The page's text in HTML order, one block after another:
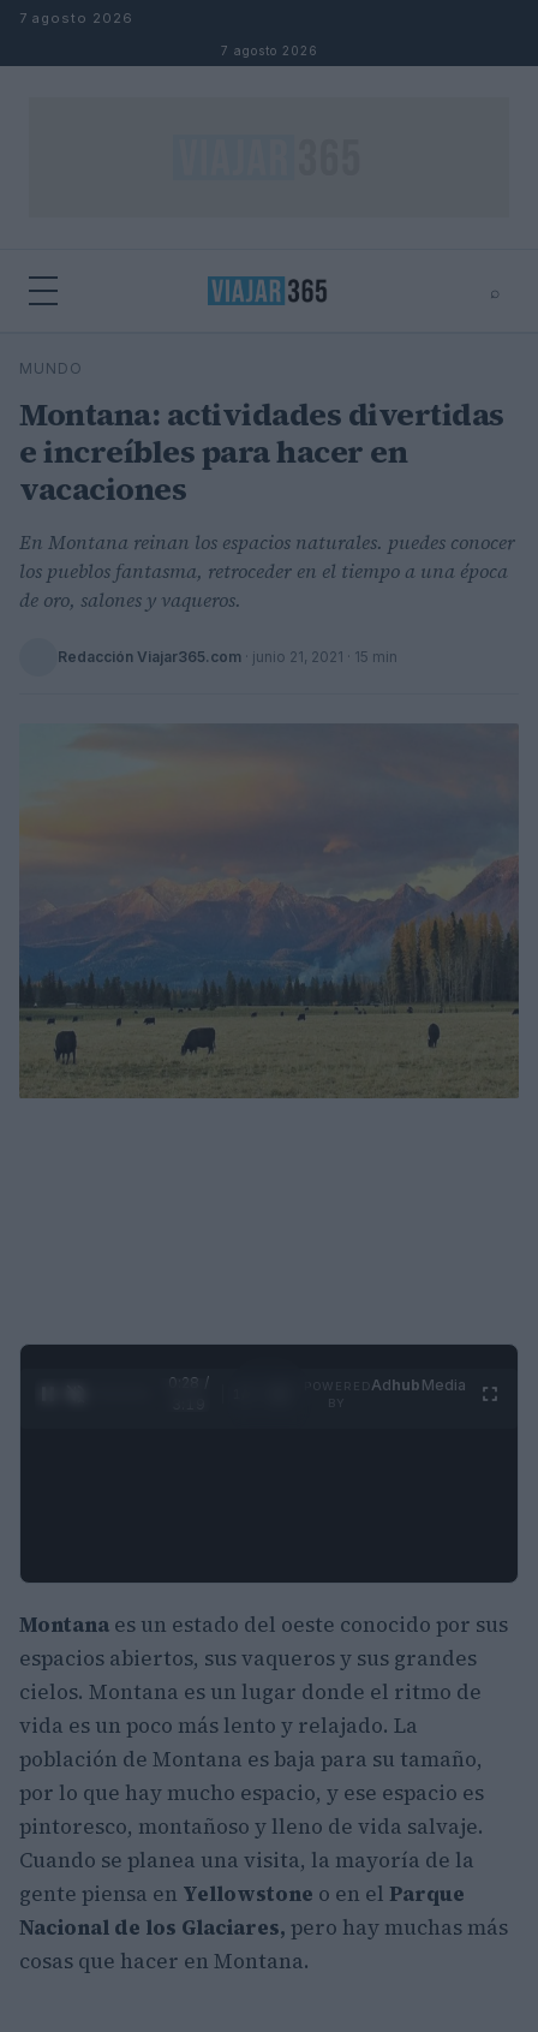
Saltar al contenido
7 agosto 2026
7 agosto 2026
⌕
Buscar
MUNDO
Montana: actividades divertidas
e increíbles para hacer en
vacaciones
En Montana reinan los espacios naturales. puedes conocer
los pueblos fantasma, retroceder en el tiempo a una época
de oro, salones y vaqueros.
Redacción Viajar365.com · junio 21, 2021 · 15 min
0:29 /
Adhub Media
Montana es un estado del oeste conocido por sus
espacios abiertos, sus vaqueros y sus grandes
cielos. Montana es un lugar donde el ritmo de
vida es un poco más lento y relajado. La
población de Montana es baja para su tamaño,
por lo que hay mucho espacio, y ese espacio es
pintoresco, montañoso y lleno de vida salvaje.
Cuando se planea una visita, la mayoría de la
gente piensa en Yellowstone o en el Parque
Nacional de los Glaciares, pero hay muchas más
cosas que hacer en Montana.